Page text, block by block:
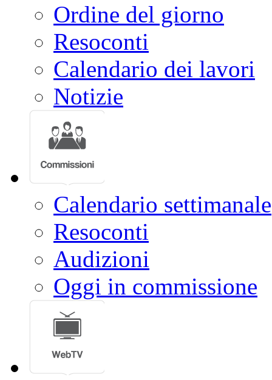
Ordine del giorno
Resoconti
Calendario dei lavori
Notizie
Calendario settimanale
Resoconti
Audizioni
Oggi in commissione